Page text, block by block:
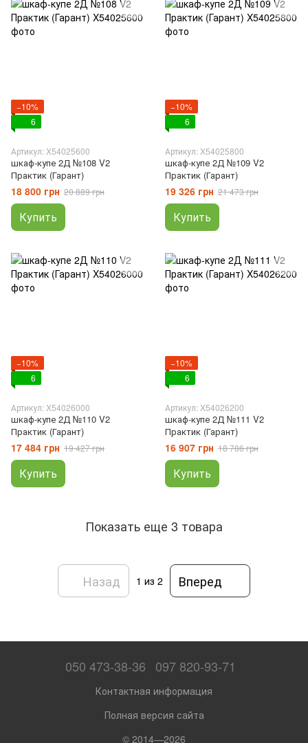
−10%
6
Артикул: X54025600
шкаф-купе 2Д №108 V2
Практик (Гарант)
18 800 грн 20 889 грн
Купить
−10%
6
Артикул: X54025800
шкаф-купе 2Д №109 V2
Практик (Гарант)
19 326 грн 21 473 грн
Купить
−10%
6
Артикул: X54026000
шкаф-купе 2Д №110 V2
Практик (Гарант)
17 484 грн 19 427 грн
Купить
−10%
6
Артикул: X54026200
шкаф-купе 2Д №111 V2
Практик (Гарант)
16 907 грн 18 786 грн
Купить
Показать еще 3 товара
Назад 1 из 2 Вперед
050 473-38-36 097 820-93-71
Контактная информация
Полная версия сайта
© 2014—2026